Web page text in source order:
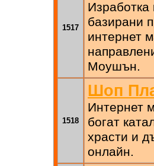
1517
Изработка
базирани
интернет
Моушън.
1518
Шоп
Интернет
богат
храсти и
онлайн.